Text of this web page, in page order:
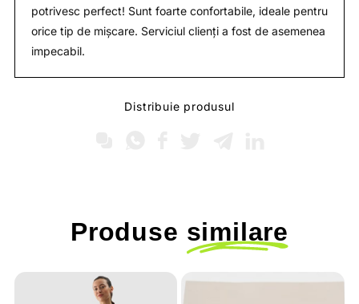
potrivesc perfect! Sunt foarte confortabile, ideale pentru
orice tip de mișcare. Serviciul clienți a fost de asemenea
impecabil.
Distribuie produsul
Produse similare